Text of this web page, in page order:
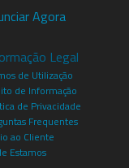
Agora
Legal
de Utilização
de Informação
de Privacidade
Frequentes
ao Cliente
Estamos